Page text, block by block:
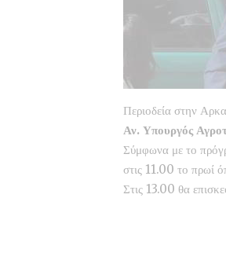
Περιοδεία στην
Αν. Υπουργός
Σύμφωνα με το
στις 11.00 το πρωί
Στις 13.00 θα